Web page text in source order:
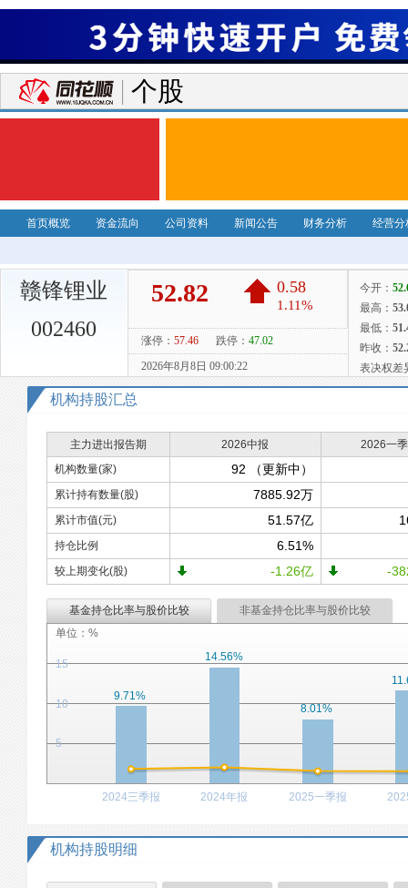
个股
首页概览 资金流向 公司资料 新闻公告 财务分析 经营分
赣锋锂业
002460